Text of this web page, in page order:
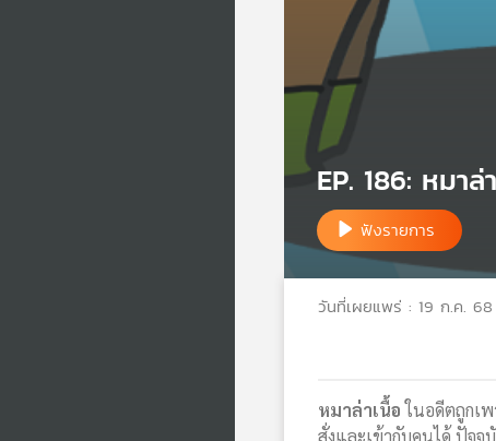
EP. 186: หมา
ฟังรายการ
วันที่เผยแพร่ : 19 ก.ค. 68
หมาล่าเนื้อในอดีตถูกเ
สั่งและเข้ากับคนได้ ปัจจุ